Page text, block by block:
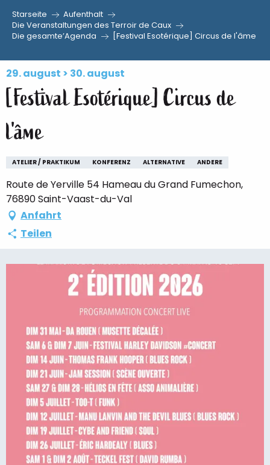
Aller
principal
Starseite
Aufenthalt
Die Veranstaltungen des Terroir de Caux
Die gesamte’Agenda
[Festival Esotérique] Circus de l'âme
29. august > 30. august
[Festival Esotérique] Circus de
l'âme
ATELIER / PRAKTIKUM KONFERENZ ALTERNATIVE ANDERE
Route de Yerville 54 Hameau du Grand Fumechon,
76890 Saint-Vaast-du-Val
Anfahrt
Teilen